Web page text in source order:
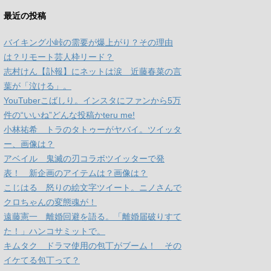
最近の投稿
バイキング小峠の需要が爆上がり？その理由
は？リモート芸人枠リード？
志村けん【訃報】にネットは涙 近藤春菜の言
葉が「泣ける」。
YouTuberこばしり。インスタにファンから5万
件の“いいね”どんな投稿かteru me!
小林祐希 トラのタトゥーがヤバイ。ツイッタ
ー、画像は？
アベイル 鬼滅の刃コラボツイッターで発
表！ 新企画のアイテムは？画像は？
こじはる 怒りの絵文字ツイート。ニノさんで
クロちゃんの変態魂が！
遠藤憲一 離婚回避を語る。「離婚届破りすて
た！」ハンコサミットで。
キムタク ドラマ使用の包丁がブーム！ その
イケてる包丁って？